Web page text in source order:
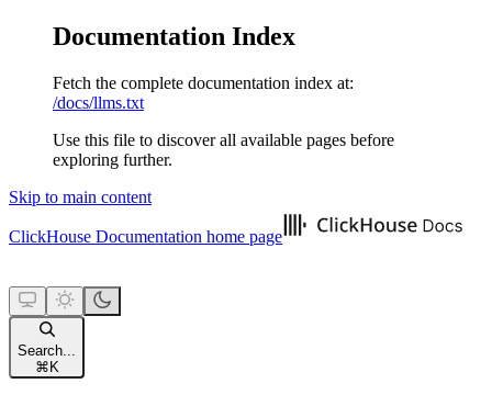
Documentation Index
Fetch the complete documentation index at:
/docs/llms.txt
Use this file to discover all available pages before
exploring further.
Skip to main content
ClickHouse Documentation home page
Search...
⌘ K